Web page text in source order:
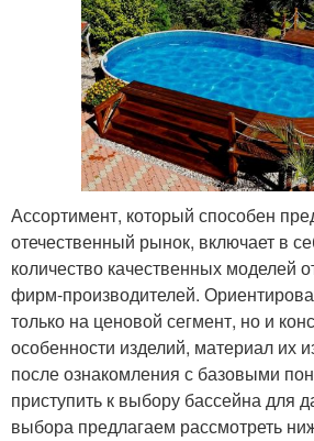
Ассортимент, который способен
отечественный рынок, включает в
количество качественных моделей
фирм-производителей.
только на ценовой сегмент, но и
особенности изделий, материал их
после ознакомления с базовыми
приступить к выбору бассейна для
выбора предлагаем рассмотреть